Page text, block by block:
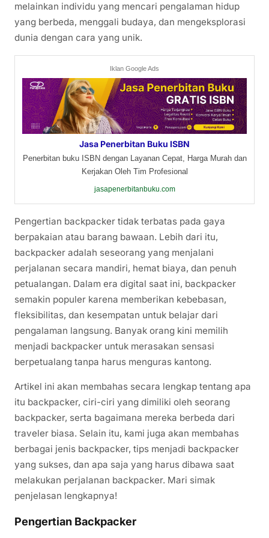
melainkan individu yang mencari pengalaman hidup
yang berbeda, menggali budaya, dan mengeksplorasi
dunia dengan cara yang unik.
Iklan Google Ads
Jasa Penerbitan Buku ISBN
Penerbitan buku ISBN dengan Layanan Cepat, Harga Murah dan
Kerjakan Oleh Tim Profesional
jasapenerbitanbuku.com
Pengertian backpacker tidak terbatas pada gaya
berpakaian atau barang bawaan. Lebih dari itu,
backpacker adalah seseorang yang menjalani
perjalanan secara mandiri, hemat biaya, dan penuh
petualangan. Dalam era digital saat ini, backpacker
semakin populer karena memberikan kebebasan,
fleksibilitas, dan kesempatan untuk belajar dari
pengalaman langsung. Banyak orang kini memilih
menjadi backpacker untuk merasakan sensasi
berpetualang tanpa harus menguras kantong.
Artikel ini akan membahas secara lengkap tentang apa
itu backpacker, ciri-ciri yang dimiliki oleh seorang
backpacker, serta bagaimana mereka berbeda dari
traveler biasa. Selain itu, kami juga akan membahas
berbagai jenis backpacker, tips menjadi backpacker
yang sukses, dan apa saja yang harus dibawa saat
melakukan perjalanan backpacker. Mari simak
penjelasan lengkapnya!
Pengertian Backpacker